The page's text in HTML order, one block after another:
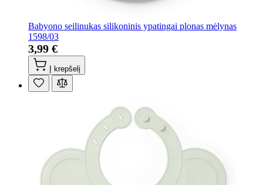
Babyono seilinukas silikoninis ypatingai plonas mėlynas
1598/03
3,99 €
Į krepšelį